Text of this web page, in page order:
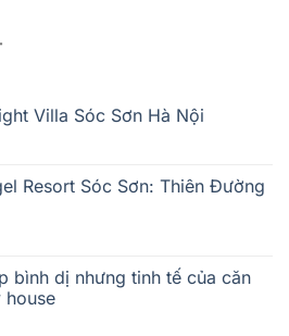
Villa Sóc Sơn Hà Nội
Resort Sóc Sơn: Thiên Đường
bình dị nhưng tinh tế của căn
house